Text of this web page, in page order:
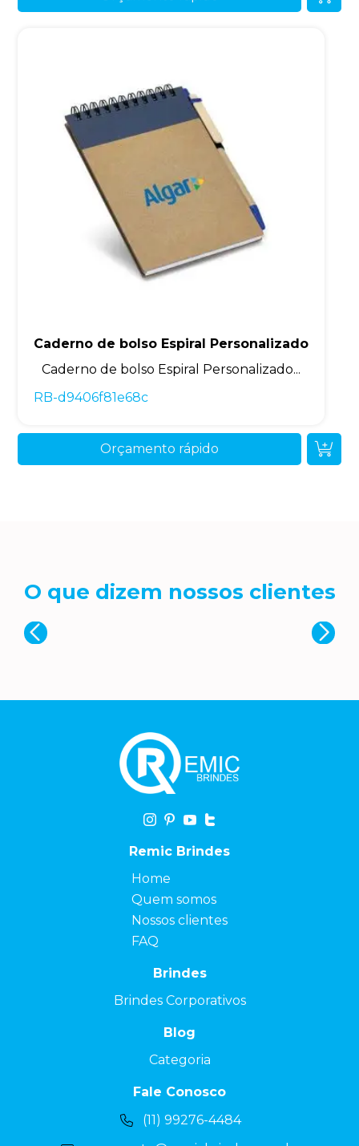
Caderno de bolso Espiral Personalizado
Caderno de bolso Espiral Personalizado...
RB-d9406f81e68c
Orçamento rápido
O que dizem nossos clientes
Remic Brindes
Home
Quem somos
Nossos clientes
FAQ
Brindes
Brindes Corporativos
Blog
Categoria
Fale Conosco
(11) 99276-4484